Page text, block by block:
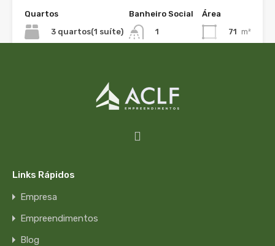
Quartos
3 quartos(1 suíte)
Banheiro Social
1
Área
71 m²
Links Rápidos
Empresa
Empreendimentos
Blog